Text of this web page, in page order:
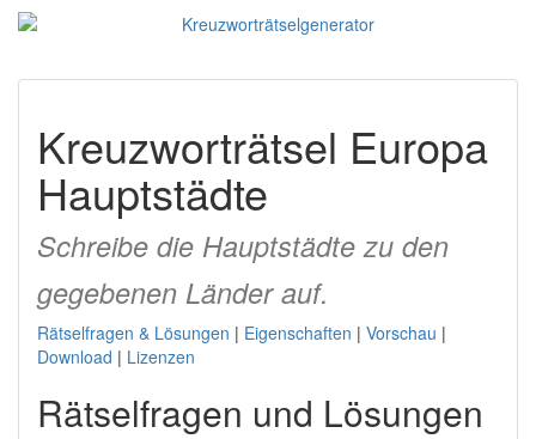
Kreuzworträtsel Europa
Hauptstädte
Schreibe die Hauptstädte zu den
gegebenen Länder auf.
Rätselfragen & Lösungen | Eigenschaften | Vorschau |
Download | Lizenzen
Rätselfragen und Lösungen